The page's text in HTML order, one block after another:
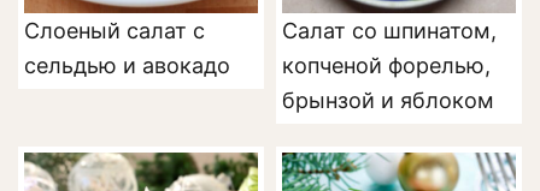
Слоеный салат с
сельдью и авокадо
Салат со шпинатом,
копченой форелью,
брынзой и яблоком